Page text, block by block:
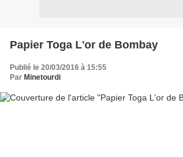
Papier Toga L'or de Bombay
Publié le 20/03/2016 à 15:55
Par Minetourdi